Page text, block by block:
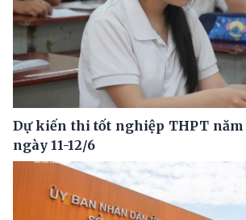
Dự kiến thi tốt nghiệp THPT
ngày 11-12/6